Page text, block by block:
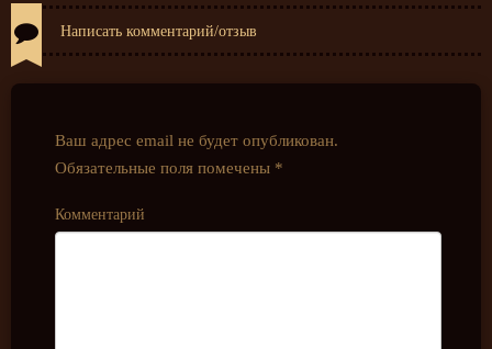
Написать комментарий/отзыв
Ваш адрес email не будет опубликован.
Обязательные поля помечены *
Комментарий